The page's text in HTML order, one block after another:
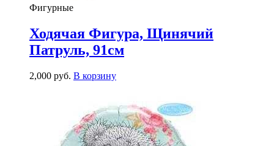
Фигурные
Ходячая Фигура, Щинячий
Патруль, 91см
2,000 руб. В корзину